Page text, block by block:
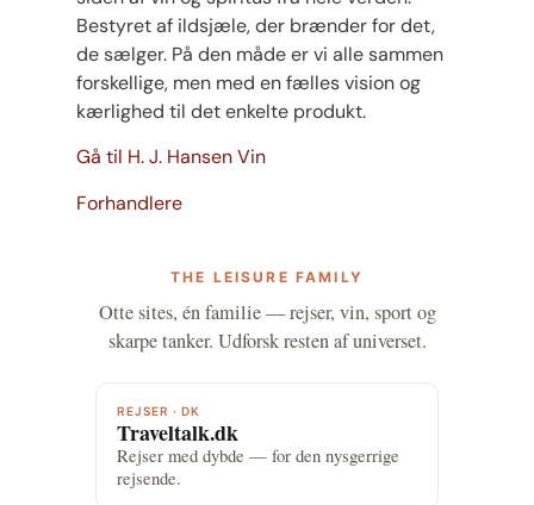
Bestyret af ildsjæle, der brænder for det,
de sælger. På den måde er vi alle sammen
forskellige, men med en fælles vision og
kærlighed til det enkelte produkt.
Gå til H. J. Hansen Vin
Forhandlere
THE LEISURE FAMILY
Otte sites, én familie — rejser, vin, sport og
skarpe tanker. Udforsk resten af universet.
REJSER · DK
Traveltalk.dk
Rejser med dybde — for den nysgerrige
rejsende.